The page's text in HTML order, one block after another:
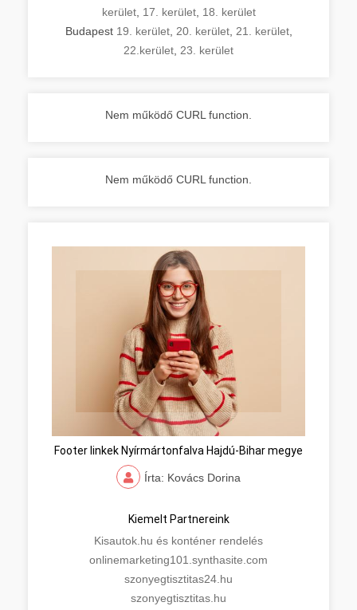
kerület, 17. kerület, 18. kerület
Budapest 19. kerület, 20. kerület, 21. kerület,
22.kerület 23. kerület
Nem működő CURL function.
Nem működő CURL function.
Footer linkek Nyírmártonfalva Hajdú-Bihar megye
Írta: Kovács Dorina
Kiemelt Partnereink
Kisautok.hu és konténer rendelés
onlinemarketing101.synthasite.com
szonyegtisztitas24.hu
szonyegtisztitas.hu